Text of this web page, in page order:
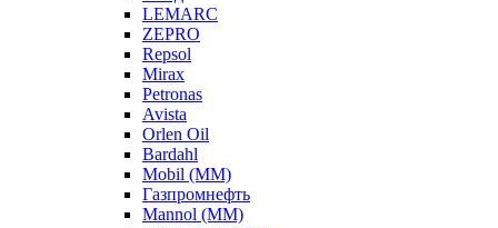
LEMARC
ZEPRO
Repsol
Mirax
Petronas
Avista
Orlen Oil
Bardahl
Mobil (ММ)
Газпромнефть
Mannol (ММ)